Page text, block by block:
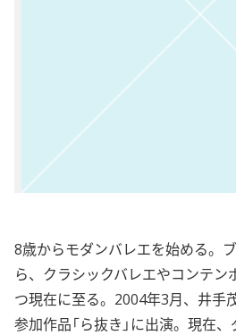
8歳からモダンバレエを始める。
ら、クラシックバレエやコンテ
つ現在に至る。2004年3月、井手
参加作品「ら抜き」に出演。現在